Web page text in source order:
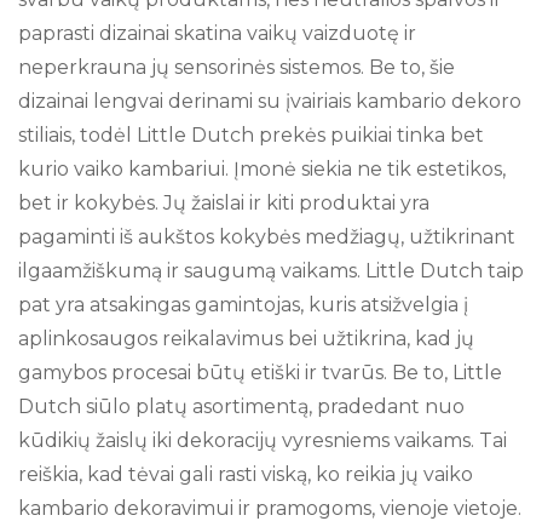
paprasti dizainai skatina vaikų vaizduotę ir
neperkrauna jų sensorinės sistemos. Be to, šie
dizainai lengvai derinami su įvairiais kambario dekoro
stiliais, todėl Little Dutch prekės puikiai tinka bet
kurio vaiko kambariui. Įmonė siekia ne tik estetikos,
bet ir kokybės. Jų žaislai ir kiti produktai yra
pagaminti iš aukštos kokybės medžiagų, užtikrinant
ilgaamžiškumą ir saugumą vaikams. Little Dutch taip
pat yra atsakingas gamintojas, kuris atsižvelgia į
aplinkosaugos reikalavimus bei užtikrina, kad jų
gamybos procesai būtų etiški ir tvarūs. Be to, Little
Dutch siūlo platų asortimentą, pradedant nuo
kūdikių žaislų iki dekoracijų vyresniems vaikams. Tai
reiškia, kad tėvai gali rasti viską, ko reikia jų vaiko
kambario dekoravimui ir pramogoms, vienoje vietoje.